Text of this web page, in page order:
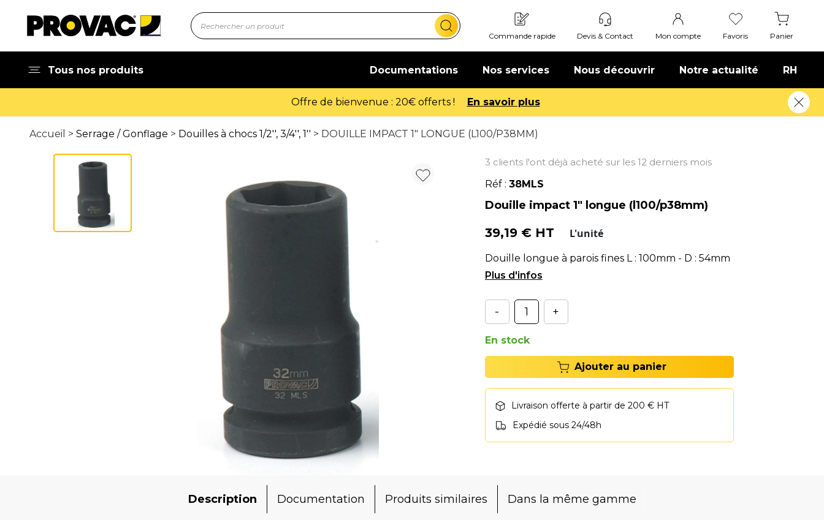
Commande rapide Devis & Contact Mon compte Favoris Panier
Tous nos produits Documentations Nos services Nous découvrir Notre actualité RH
Offre de bienvenue : 20€ offerts ! En savoir plus
Accueil > Serrage / Gonflage > Douilles à chocs 1/2'', 3/4'', 1'' > DOUILLE IMPACT 1" LONGUE (L100/P38MM)
3 clients l'ont déjà acheté sur les 12 derniers mois
Réf : 38MLS
Douille impact 1" longue (l100/p38mm)
39,19 € HT L'unité
Douille longue à parois fines L : 100mm - D : 54mm
- P : 38mm
- +
En stock
Ajouter au panier
Livraison offerte à partir de 200 € HT
Expédié sous 24/48h
Description Documentation Produits similaires Dans la même gamme